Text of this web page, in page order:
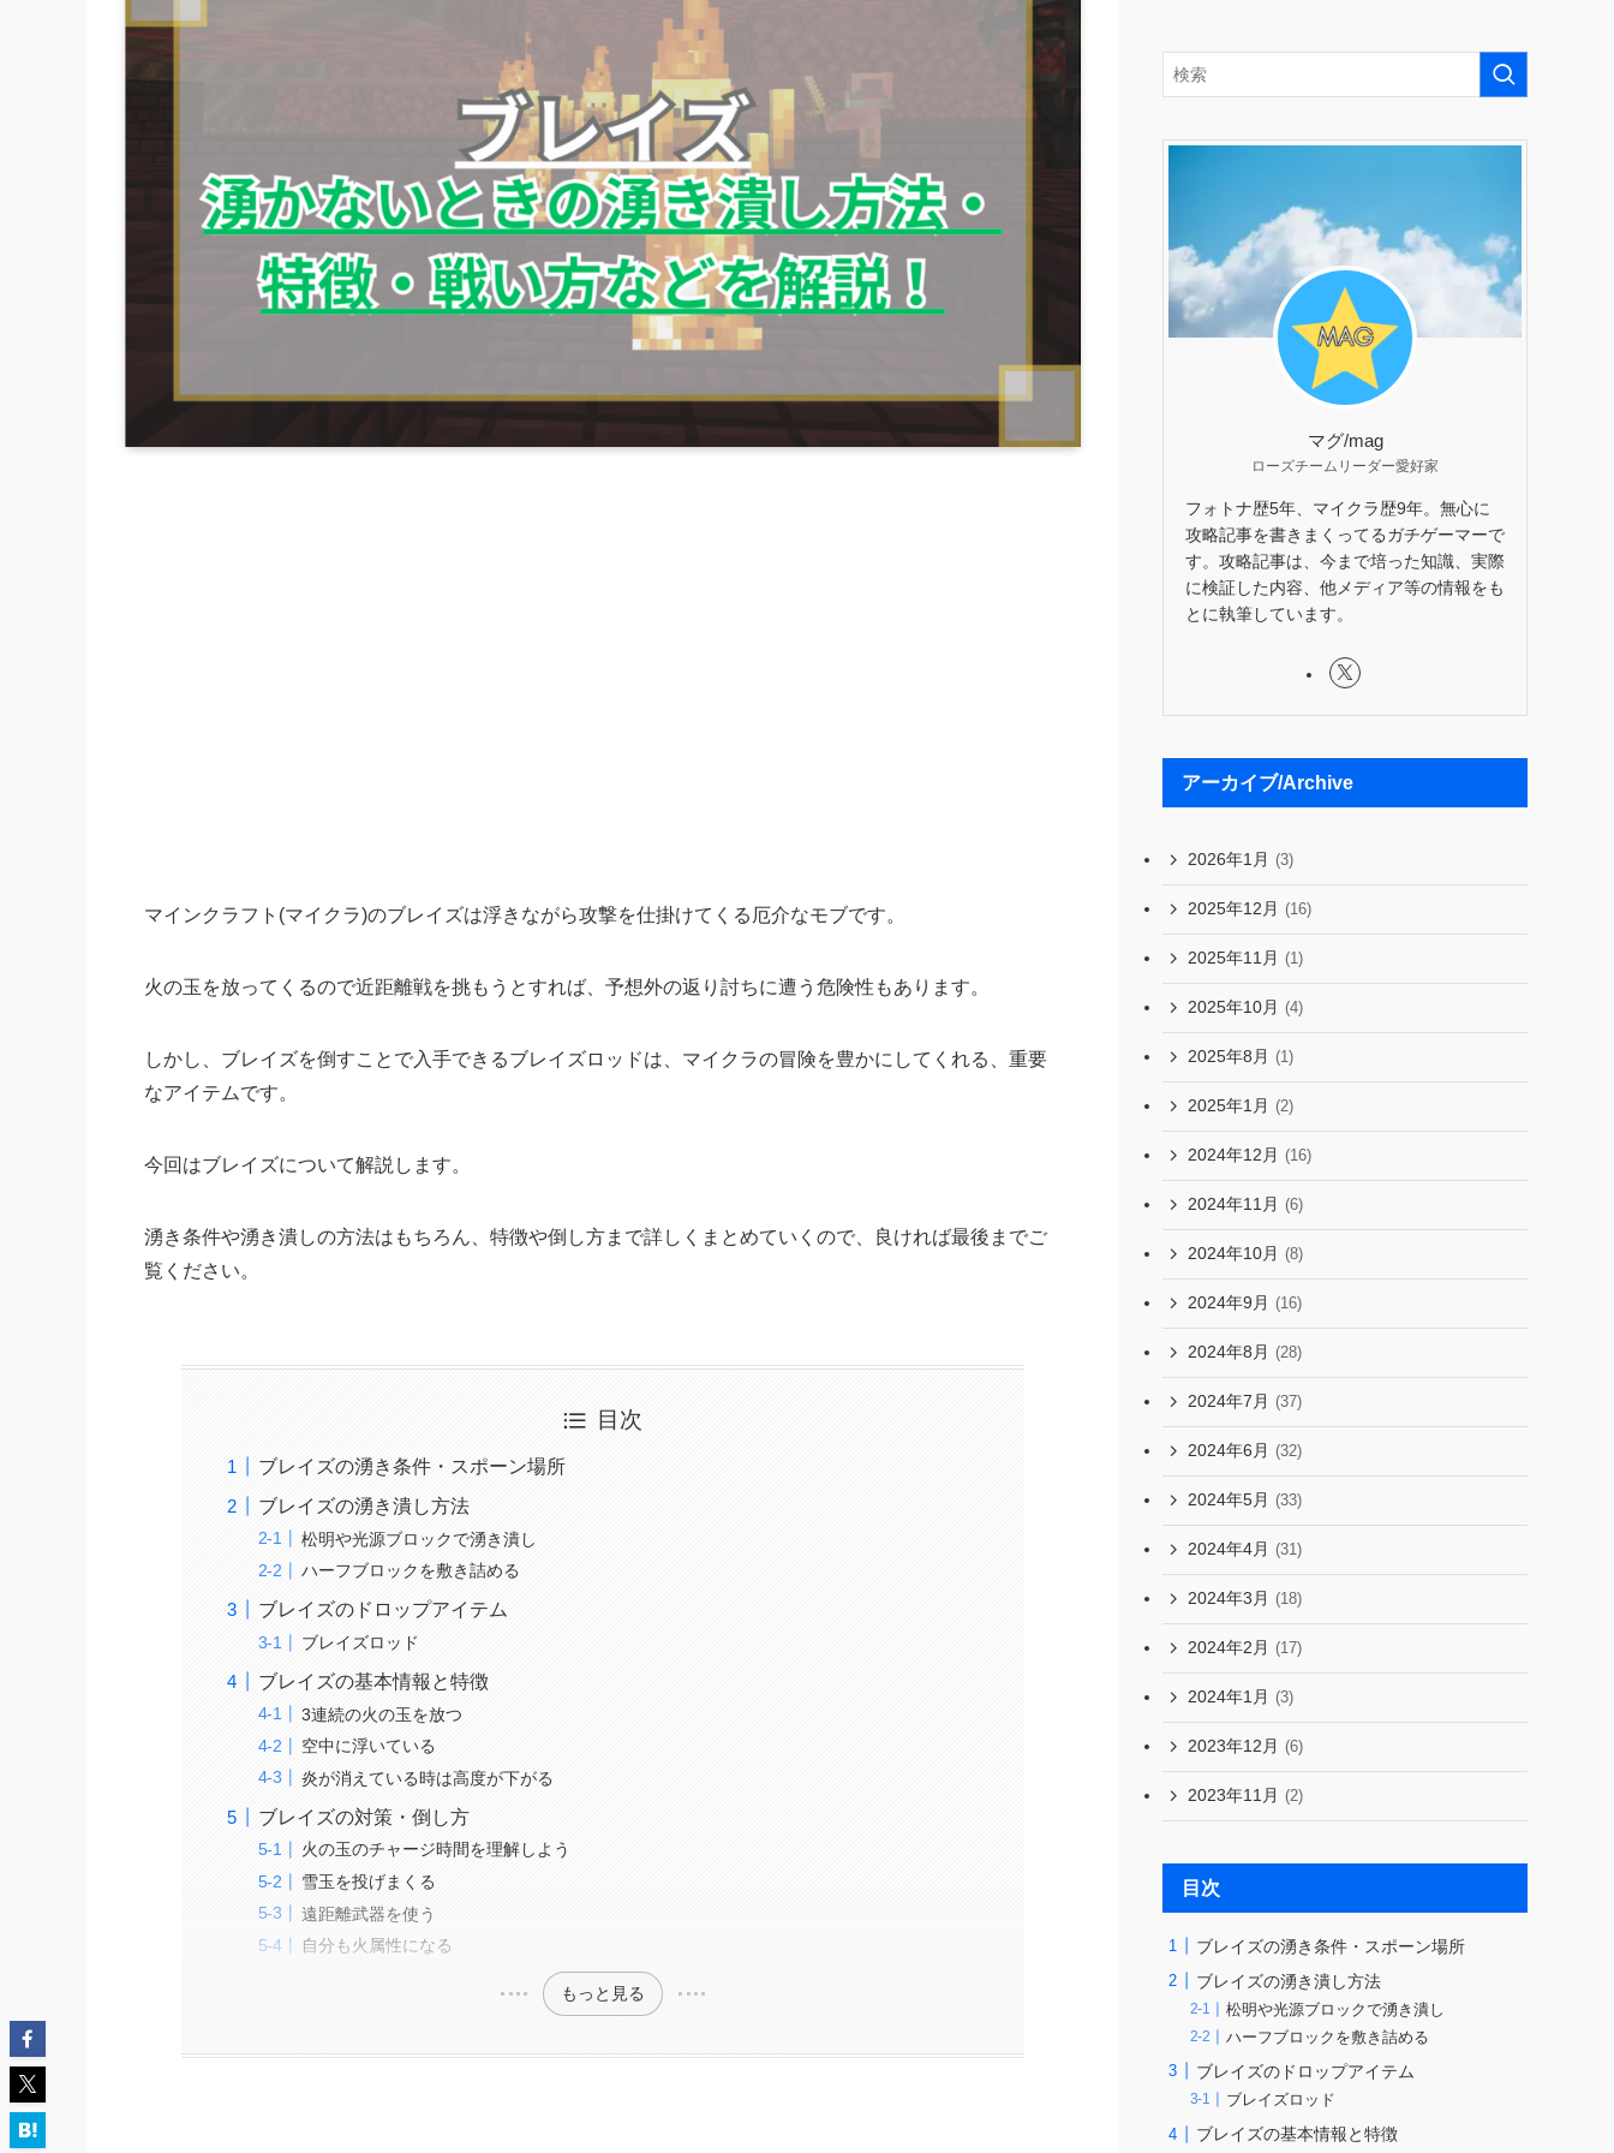
マインクラフト(マイクラ)のブレイズは浮きながら攻撃を仕掛けてくる厄介なモブです。
火の玉を放ってくるので近距離戦を挑もうとすれば、予想外の返り討ちに遭う危険性もあります。
しかし、ブレイズを倒すことで入手できるブレイズロッドは、マイクラの冒険を豊かにしてくれる、重要
なアイテムです。
今回はブレイズについて解説します。
湧き条件や湧き潰しの方法はもちろん、特徴や倒し方まで詳しくまとめていくので、良ければ最後までご
覧ください。
目次
ブレイズの湧き条件・スポーン場所
ブレイズの湧き潰し方法
松明や光源ブロックで湧き潰し
ハーフブロックを敷き詰める
ブレイズのドロップアイテム
ブレイズロッド
ブレイズの基本情報と特徴
3連続の火の玉を放つ
空中に浮いている
炎が消えている時は高度が下がる
ブレイズの対策・倒し方
火の玉のチャージ時間を理解しよう
雪玉を投げまくる
遠距離武器を使う
自分も火属性になる
もっと見る
マグ/mag
ローズチームリーダー愛好家
フォトナ歴5年、マイクラ歴9年。無心に
攻略記事を書きまくってるガチゲーマーで
す。攻略記事は、今まで培った知識、実際
に検証した内容、他メディア等の情報をも
とに執筆しています。
アーカイブ/Archive
2026年1月 (3)
2025年12月 (16)
2025年11月 (1)
2025年10月 (4)
2025年8月 (1)
2025年1月 (2)
2024年12月 (16)
2024年11月 (6)
2024年10月 (8)
2024年9月 (16)
2024年8月 (28)
2024年7月 (37)
2024年6月 (32)
2024年5月 (33)
2024年4月 (31)
2024年3月 (18)
2024年2月 (17)
2024年1月 (3)
2023年12月 (6)
2023年11月 (2)
目次
ブレイズの湧き条件・スポーン場所
ブレイズの湧き潰し方法
松明や光源ブロックで湧き潰し
ハーフブロックを敷き詰める
ブレイズのドロップアイテム
ブレイズロッド
ブレイズの基本情報と特徴